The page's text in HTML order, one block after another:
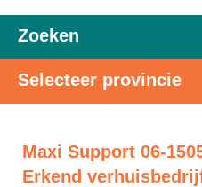
Zoeken
Selecteer provincie
Maxi Support 06-
Erkend